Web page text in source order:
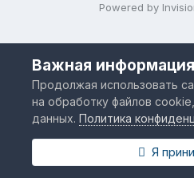
Powered by
Важная информация
Продолжая использовать
на обработку файлов
данных.Политика
Я